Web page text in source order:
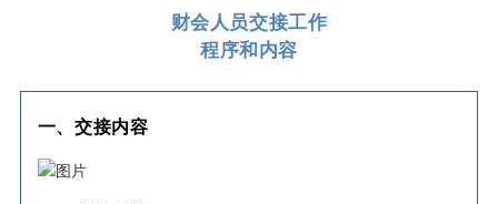
财会人员交接工作
程序和内容
一、 交接内容